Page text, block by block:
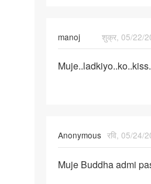
manoj
शुक्र, 05/22/
Muje..ladkiyo..ko..kiss..krne
Anonymous रवि, 05/24/
Muje
Muje Buddha admi